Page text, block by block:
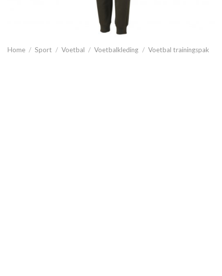
Home / Sport / Voetbal / Voetbalkleding / Voetbal trainingspak